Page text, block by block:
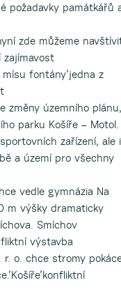
požadavky památkářů
zde můžeme
zajímavost
fontány’jedna z
změny územního plánu,
parku Košíře – Motol.
zařízení, ale i
a území pro všechny
vedle gymnázia Na
m výšky dramaticky
Smíchov
výstavba
r. o. chce stromy